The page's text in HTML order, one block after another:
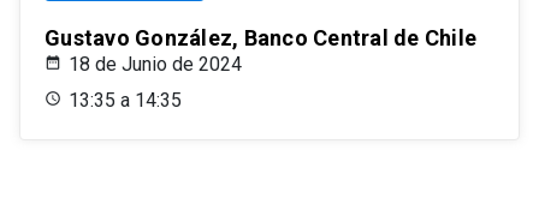
Gustavo González, Banco Central de Chile
18 de Junio de 2024
13:35 a 14:35